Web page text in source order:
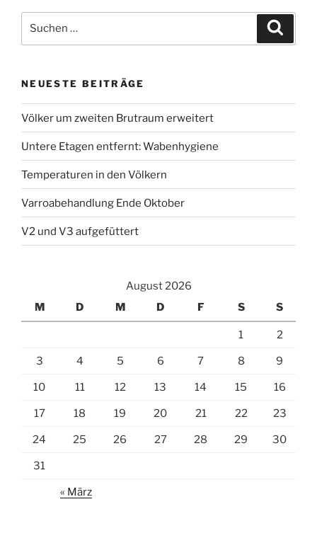
nach:
NEUESTE BEITRÄGE
Völker um zweiten Brutraum erweitert
Untere Etagen entfernt: Wabenhygiene
Temperaturen in den Völkern
Varroabehandlung Ende Oktober
V2 und V3 aufgefüttert
August 2026
M
D M D F S S
1 2
3 4 5 6 7 8 9
10 11 12 13 14 15 16
17 18 19 20 21 22 23
24 25 26 27 28 29 30
31
« März